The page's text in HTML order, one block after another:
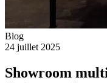
Blog
24 juillet 2025
Showroom